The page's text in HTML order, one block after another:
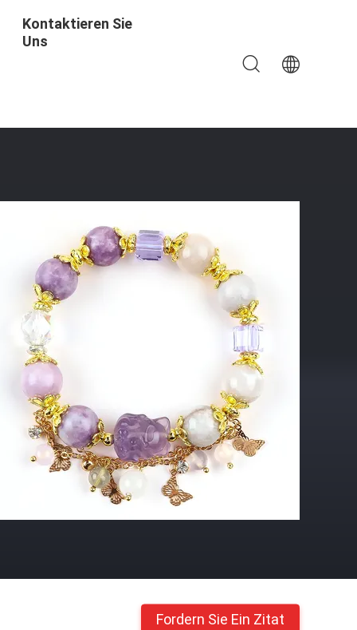
Kontaktieren Sie
Uns
Fordern Sie Ein Zitat